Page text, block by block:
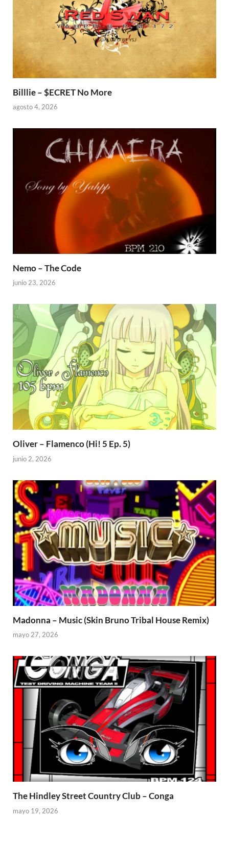
Billlie – $ECRET No More
agosto 4, 2026
Nemo – The Code
junio 23, 2026
Oliver – Flamenco (Hi! 5 Ep. 5)
junio 2, 2026
Madonna – Music (Skin Bruno Tribal House Remix)
mayo 27, 2026
The Hindley Street Country Club – Conga
mayo 19, 2026